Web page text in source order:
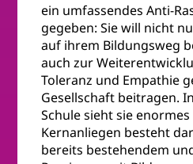
ein umfassendes Anti-
gegeben: Sie will nicht
auf ihrem Bildungsweg
auch zur
Toleranz und Empathie
Gesellschaft beitragen.
Schule sieht sie
Kernanliegen besteht
bereits bestehendem